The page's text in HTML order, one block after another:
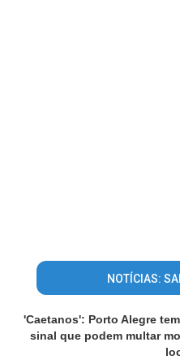
NOTÍCIAS:
'Caetanos': Porto Alegre
sinal que podem multar